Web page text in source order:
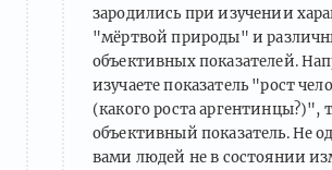
зародились при изучении
"мёртвой природы" и
объективных показателей.
изучаете показатель "рост
(какого роста аргентинцы?)",
объективный показатель. Не
вами людей не в состоянии